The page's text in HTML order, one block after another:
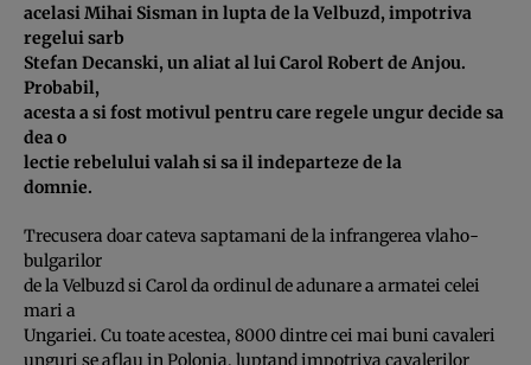
acelasi Mihai Sisman in lupta de la Velbuzd, impotriva
regelui sarb
Stefan Decanski, un aliat al lui Carol Robert de Anjou.
Probabil,
acesta a si fost motivul pentru care regele ungur decide sa
dea o
lectie rebelului valah si sa il indeparteze de la
domnie.
Trecusera doar cateva saptamani de la infrangerea vlaho-
bulgarilor
de la Velbuzd si Carol da ordinul de adunare a armatei celei
mari a
Ungariei. Cu toate acestea, 8000 dintre cei mai buni cavaleri
unguri se aflau in Polonia, luptand impotriva cavalerilor